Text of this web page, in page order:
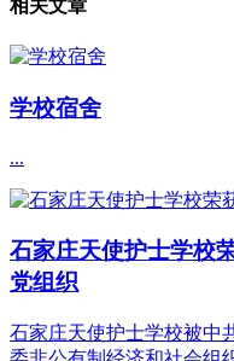
相关文章
学校宿舍
...
石家庄天使护士学校
党组织
石家庄天使护士学校被中